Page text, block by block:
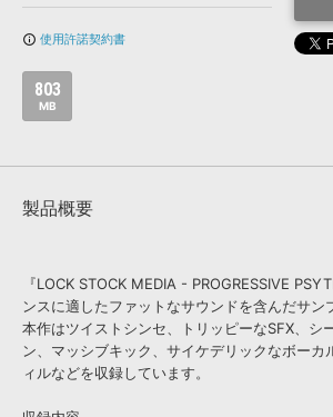
APS
SLS
info_outline 使用許諾契約書
803
MB
製品概要
『LOCK STOCK MEDIA - PROGRESSIVE
ンスに適したファットなサウンドを含んだサン
本作はツイストシンセ、トリッピーなSFX、シ
ン、マッシブキック、サイケデリックなボーカ
ィルなどを収録しています。